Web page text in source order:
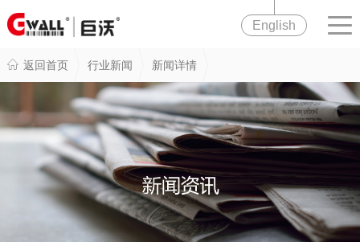
English
返回首页 行业新闻 新闻详情